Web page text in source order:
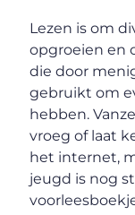
Lezen is om
opgroeien en
die door
gebruikt om
hebben.
vroeg of laat
het internet,
jeugd is nog